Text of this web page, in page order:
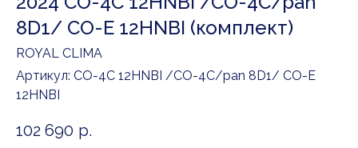
8D1/ CO-E 12HNBI (комплект)
ROYAL CLIMA
Артикул: CO-4C 12HNBI /CO-4C/pan 8D1/ CO-E
12HNBI
102 690 р.